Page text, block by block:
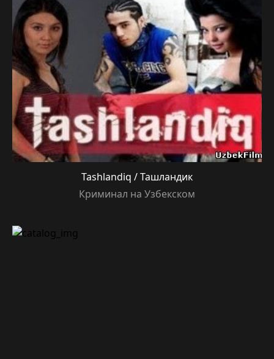
Tashlandiq / Ташландик
Криминал на Узбекском